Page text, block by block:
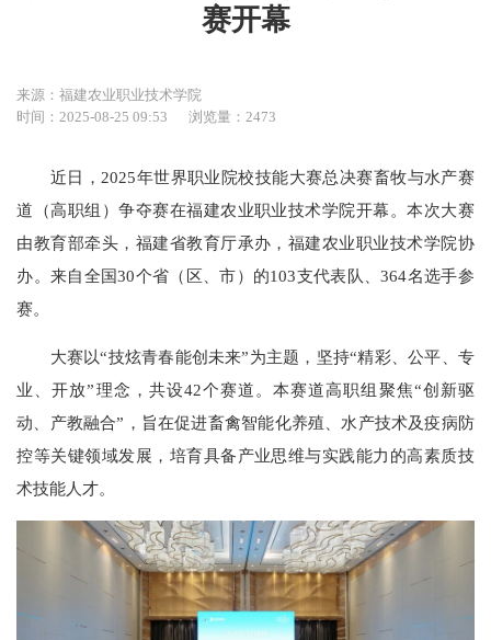
赛开幕
来源：福建农业职业技术学院
时间：2025-08-25 09:53
浏览量：2473
近日，2025年世界职业院校技能大赛总决赛畜牧与水产赛
道（高职组）争夺赛在福建农业职业技术学院开幕。本次大赛
由教育部牵头，福建省教育厅承办，福建农业职业技术学院协
办。来自全国30个省（区、市）的103支代表队、364名选手参
赛。
大赛以“技炫青春能创未来”为主题，坚持“精彩、公平、专
业、开放”理念，共设42个赛道。本赛道高职组聚焦“创新驱
动、产教融合”，旨在促进畜禽智能化养殖、水产技术及疫病防
控等关键领域发展，培育具备产业思维与实践能力的高素质技
术技能人才。